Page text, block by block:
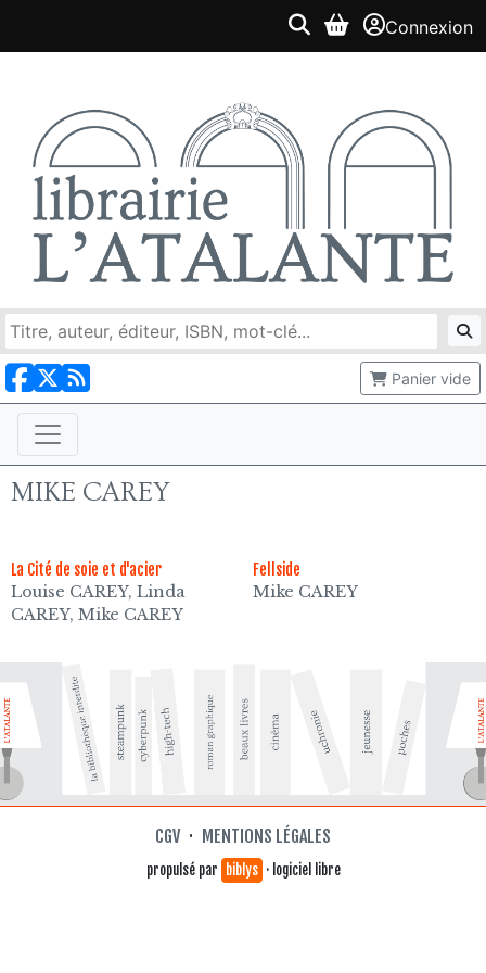
Connexion
Panier vide
MIKE CAREY
La Cité de soie et d'acier
Louise CAREY, Linda
CAREY, Mike CAREY
Fellside
Mike CAREY
CGV · MENTIONS LÉGALES
propulsé par biblys · logiciel libre